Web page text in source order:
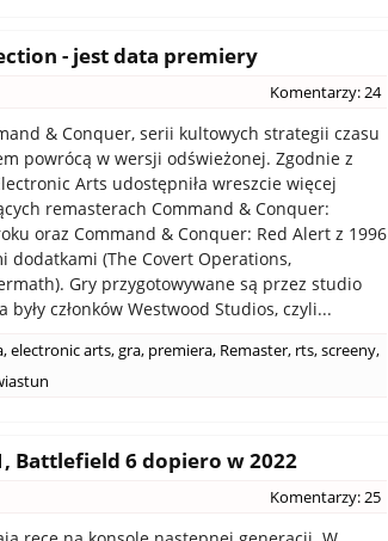
- jest data premiery
Komentarzy: 24
& Conquer, serii kultowych strategii czasu
powrócą w wersji odświeżonej. Zgodnie z
Arts udostępniła wreszcie więcej
remasterach Command & Conquer:
oraz Command & Conquer: Red Alert z 1996
dodatkami (The Covert Operations,
Gry przygotowywane są przez studio
członków Westwood Studios, czyli...
,electronic arts,gra, premiera, Remaster, rts,screeny,
Battlefield 6 dopiero w 2022
Komentarzy: 25